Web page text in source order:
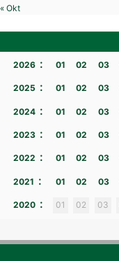
« Okt
2026 : 01 02 03
2025 : 01 02 03
2024 : 01 02 03
2023 : 01 02 03
2022 : 01 02 03
2021 : 01 02 03
2020 : 01 02 03